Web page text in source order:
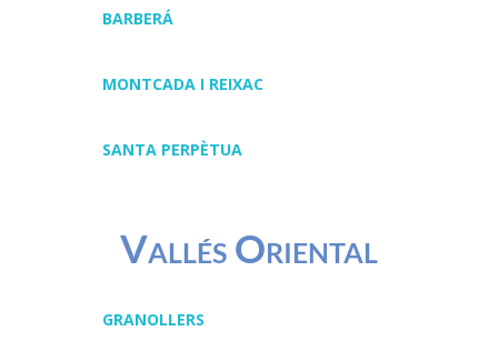
BARBERÁ
MONTCADA I REIXAC
SANTA PERPÈTUA
Vallés Oriental
GRANOLLERS